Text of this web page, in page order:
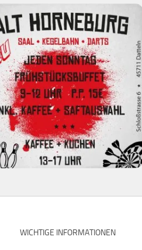
WICHTIGE INFORMATIONEN